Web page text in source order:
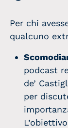
Per chi
qualcuno
podcast
de’
per